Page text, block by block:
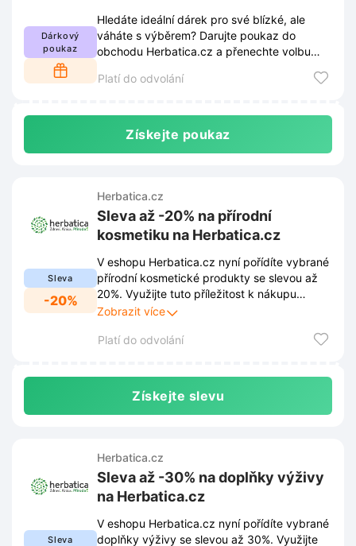
Dárkový
poukaz
Hledáte ideální dárek pro své blízké, ale
váháte s výběrem? Darujte poukaz do
obchodu Herbatica.cz a přenechte volbu
Platí do odvolání
Získejte poukaz
Sleva
-20%
Herbatica.cz
Sleva až -20% na přírodní
kosmetiku na Herbatica.cz
V eshopu Herbatica.cz nyní pořídíte vybrané
přírodní kosmetické produkty se slevou až
20%. Využijte tuto příležitost k nákupu
kvalitní péče za výhodnější ceny.
Zobrazit více
Platí do odvolání
Získejte slevu
Sleva
Herbatica.cz
Sleva až -30% na doplňky výživy
na Herbatica.cz
V eshopu Herbatica.cz nyní pořídíte vybrané
doplňky výživy se slevou až 30%. Využijte